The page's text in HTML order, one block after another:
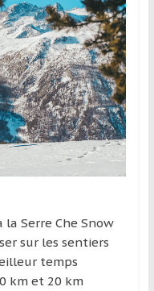
la Serre Che Snow
sur les sentiers
temps
km et 20 km